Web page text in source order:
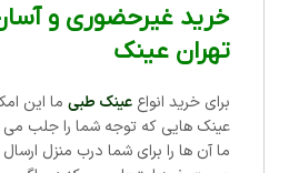
خرید غیرحضوری و
تهران عینک
برای خرید انواععینک طبی ما این
عینک هایی که توجه شما را جلب می
ما آن ها را برای شما درب منزل